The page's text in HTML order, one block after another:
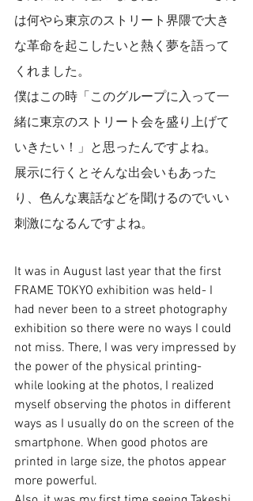
は何やら東京のストリート界隈で大き
な革命を起こしたいと熱く夢を語って
くれました。
僕はこの時「このグループに入って一
緒に東京のストリート会を盛り上げて
いきたい！」と思ったんですよね。
展示に行くとそんな出会いもあった
り、色んな裏話などを聞けるのでいい
刺激になるんですよね。
It was in August last year that the first
FRAME TOKYO exhibition was held- I
had never been to a street photography
exhibition so there were no ways I could
not miss. There, I was very impressed by
the power of the physical printing-
while looking at the photos, I realized
myself observing the photos in different
ways as I usually do on the screen of the
smartphone. When good photos are
printed in large size, the photos appear
more powerful.